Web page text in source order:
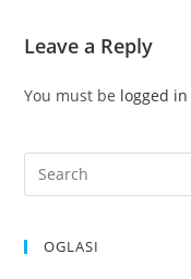
Leave a Reply
You must be logged in
OGLASI